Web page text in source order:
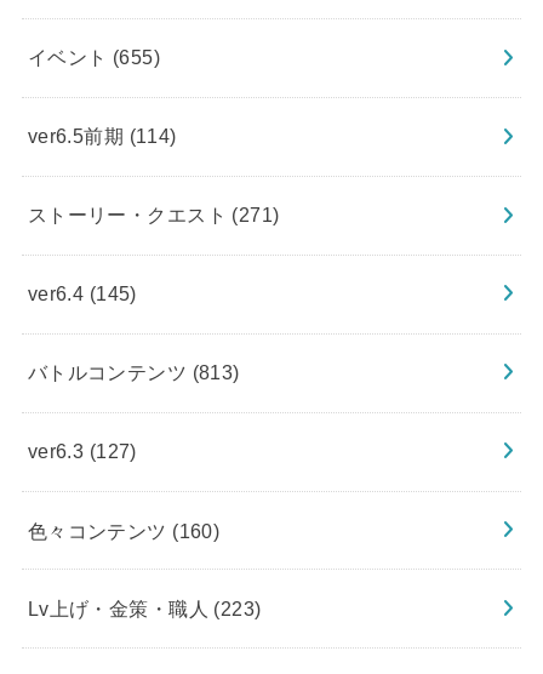
イベント (655)
ver6.5前期 (114)
ストーリー・クエスト (271)
ver6.4 (145)
バトルコンテンツ (813)
ver6.3 (127)
色々コンテンツ (160)
Lv上げ・金策・職人 (223)